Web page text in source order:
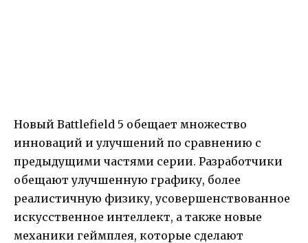
Новый Battlefield 5 обещает множество
инноваций и улучшений по сравнению с
предыдущими частями серии. Разработчики
обещают улучшенную графику, более
реалистичную физику, усовершенствованное
искусственное интеллект, а также новые
механики геймплея, которые сделают